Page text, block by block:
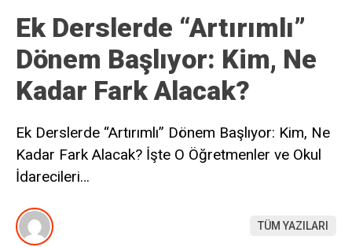
Ek Derslerde “Artırımlı”
Dönem Başlıyor: Kim, Ne
Kadar Fark Alacak?
Ek Derslerde “Artırımlı” Dönem Başlıyor: Kim, Ne
Kadar Fark Alacak? İşte O Öğretmenler ve Okul
İdarecileri…
TÜM YAZILARI